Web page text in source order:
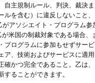
自主規制ルール、判決、裁決
ルを含む）に違反しないこと
アソシエイト・プログラム
米国の制裁対象である場合
プログラムに参加もせずサー
ア、技術およびサービスに適
確かつ完全であること。乙は
ることができます。